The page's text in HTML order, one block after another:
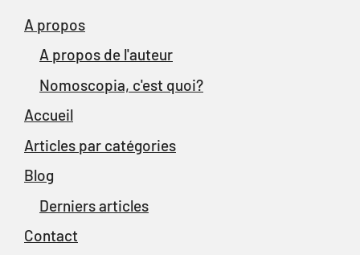
A propos
A propos de l'auteur
Nomoscopia, c'est quoi?
Accueil
Articles par catégories
Blog
Derniers articles
Contact